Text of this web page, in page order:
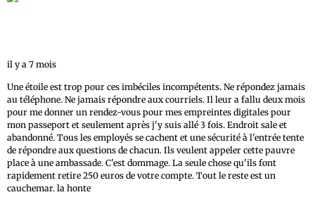
il y a 7 mois
Une étoile est trop pour ces imbéciles incompétents. Ne répondez jamais
au téléphone. Ne jamais répondre aux courriels. Il leur a fallu deux mois
pour me donner un rendez-vous pour mes empreintes digitales pour
mon passeport et seulement après j'y suis allé 3 fois. Endroit sale et
abandonné. Tous les employés se cachent et une sécurité à l'entrée tente
de répondre aux questions de chacun. Ils veulent appeler cette pauvre
place à une ambassade. C'est dommage. La seule chose qu'ils font
rapidement retire 250 euros de votre compte. Tout le reste est un
cauchemar. la honte